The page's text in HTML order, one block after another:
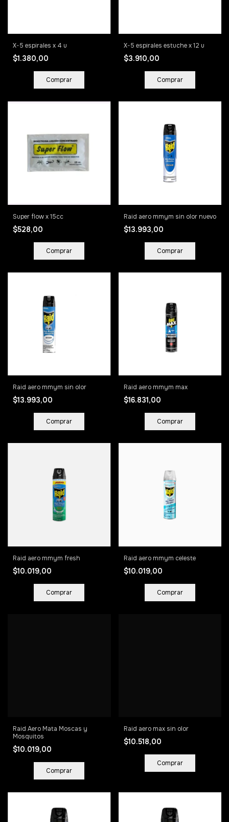
X-5 espirales x 4 u
$1.380,00
X-5 espirales estuche x 12 u
$3.910,00
Super flow x 15cc
$528,00
Raid aero mmym sin olor nuevo
$13.993,00
Raid aero mmym sin olor
$13.993,00
Raid aero mmym max
$16.831,00
Raid aero mmym fresh
$10.019,00
Raid aero mmym celeste
$10.019,00
Raid Aero Mata Moscas y
Mosquitos
$10.019,00
Raid aero max sin olor
$10.518,00